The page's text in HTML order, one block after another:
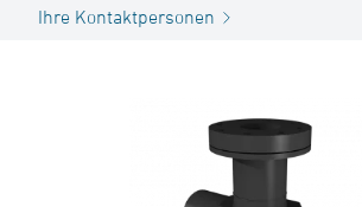
Ihre Kontaktpersonen